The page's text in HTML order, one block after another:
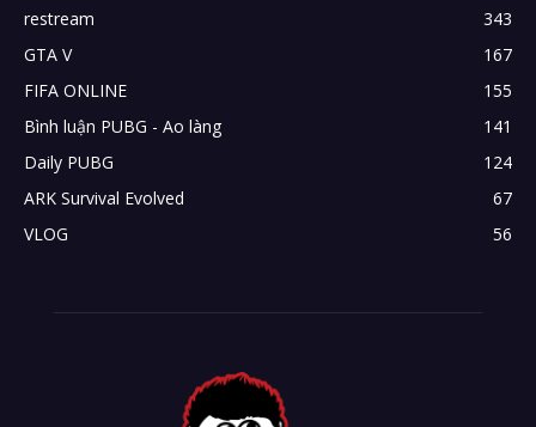
restream
343
GTA V
167
FIFA ONLINE
155
Bình luận PUBG - Ao làng
141
Daily PUBG
124
ARK Survival Evolved
67
VLOG
56